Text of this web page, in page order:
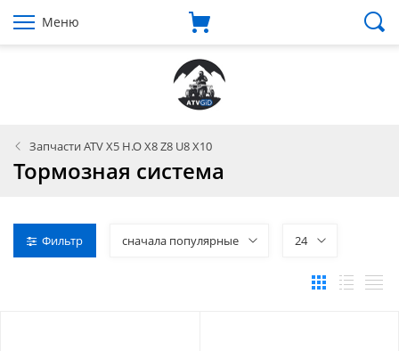
Меню
Запчасти ATV X5 H.O X8 Z8 U8 X10
Тормозная система
Фильтр сначала популярные 24